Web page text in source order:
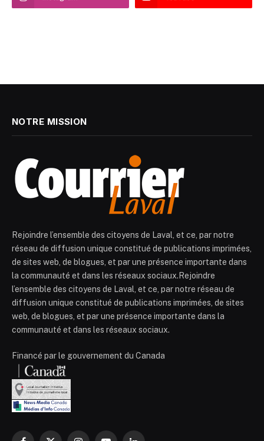
NOTRE MISSION
Rejoindre l’ensemble des citoyens de Laval, et ce, par notre
réseau de diffusion unique constitué de publications imprimées,
de sites web, de blogues, et par une présence importante dans
la communauté et dans les réseaux sociaux.Rejoindre
l’ensemble des citoyens de Laval, et ce, par notre réseau de
diffusion unique constitué de publications imprimées, de sites
web, de blogues, et par une présence importante dans la
communauté et dans les réseaux sociaux.
Financé par le gouvernement du Canada